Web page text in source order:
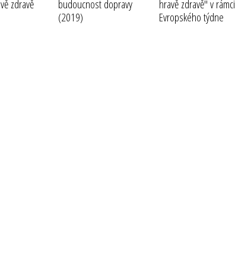
zdravě
budoucnost dopravy
(2019)
hravě zdravě" v rámci
Evropského týdne